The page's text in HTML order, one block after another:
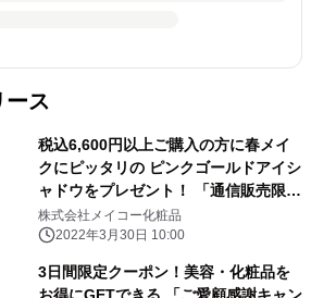
ース
税込6,600円以上ご購入の方に春メイ
クにピッタリの ピンクゴールドアイシ
ャドウをプレゼント！ 「通信販売限定
プレゼントキャンペーン」を4/30まで
開催
株式会社メイコー化粧品
2022年3月30日 10:00
3日間限定クーポン！美容・化粧品を
お得にGETできる 「ご愛顧感謝キャン